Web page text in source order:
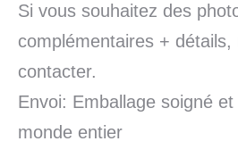
Si vous souhaitez des
complémentaires +
contacter.
Envoi: Emballage soigné
monde entier